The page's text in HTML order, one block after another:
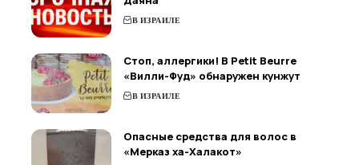
В ИЗРАИЛЕ
Стоп, аллергики! В Petit Beurre
«Вилли-Фуд» обнаружен кунжут
В ИЗРАИЛЕ
Опасные средства для волос в
«Мерказ ха-Халакот»